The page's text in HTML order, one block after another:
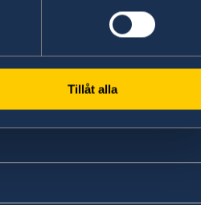
Tillåt alla